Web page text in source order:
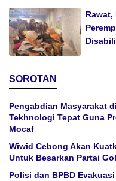
Rawat,
SOROTAN
Pengabdian Masyarakat
Tekhnologi Tepat Guna
Mocaf
Wiwid Cebong Akan
Untuk Besarkan Partai
Polisi dan BPBD